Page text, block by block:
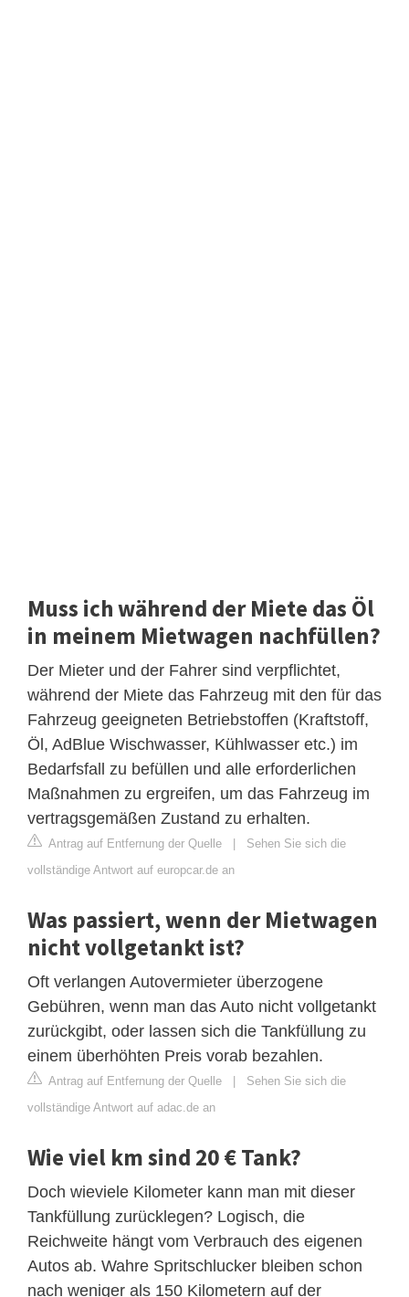
Muss ich während der Miete das Öl
in meinem Mietwagen nachfüllen?
Der Mieter und der Fahrer sind verpflichtet,
während der Miete das Fahrzeug mit den für das
Fahrzeug geeigneten Betriebstoffen (Kraftstoff,
Öl, AdBlue Wischwasser, Kühlwasser etc.) im
Bedarfsfall zu befüllen und alle erforderlichen
Maßnahmen zu ergreifen, um das Fahrzeug im
vertragsgemäßen Zustand zu erhalten.
Antrag auf Entfernung der Quelle | Sehen Sie sich die
vollständige Antwort auf europcar.de an
Was passiert, wenn der Mietwagen
nicht vollgetankt ist?
Oft verlangen Autovermieter überzogene
Gebühren, wenn man das Auto nicht vollgetankt
zurückgibt, oder lassen sich die Tankfüllung zu
einem überhöhten Preis vorab bezahlen.
Antrag auf Entfernung der Quelle | Sehen Sie sich die
vollständige Antwort auf adac.de an
Wie viel km sind 20 € Tank?
Doch wieviele Kilometer kann man mit dieser
Tankfüllung zurücklegen? Logisch, die
Reichweite hängt vom Verbrauch des eigenen
Autos ab. Wahre Spritschlucker bleiben schon
nach weniger als 150 Kilometern auf der